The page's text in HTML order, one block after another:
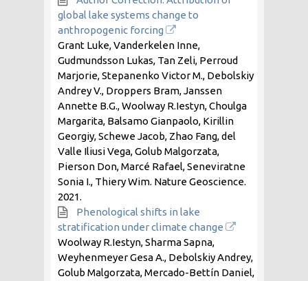
global lake systems change to
anthropogenic forcing
Grant Luke, Vanderkelen Inne,
Gudmundsson Lukas, Tan Zeli, Perroud
Marjorie, Stepanenko Victor M., Debolskiy
Andrey V., Droppers Bram, Janssen
Annette B.G., Woolway R.Iestyn, Choulga
Margarita, Balsamo Gianpaolo, Kirillin
Georgiy, Schewe Jacob, Zhao Fang, del
Valle Iliusi Vega, Golub Malgorzata,
Pierson Don, Marcé Rafael, Seneviratne
Sonia I., Thiery Wim. Nature Geoscience.
2021.
Phenological shifts in lake
stratification under climate change
Woolway R.Iestyn, Sharma Sapna,
Weyhenmeyer Gesa A., Debolskiy Andrey,
Golub Malgorzata, Mercado-Bettín Daniel,